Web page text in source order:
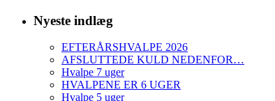
Nyeste indlæg
EFTERÅRSHVALPE 2026
AFSLUTTEDE KULD NEDENFOR…
Hvalpe 7 uger
HVALPENE ER 6 UGER
Hvalpe 5 uger